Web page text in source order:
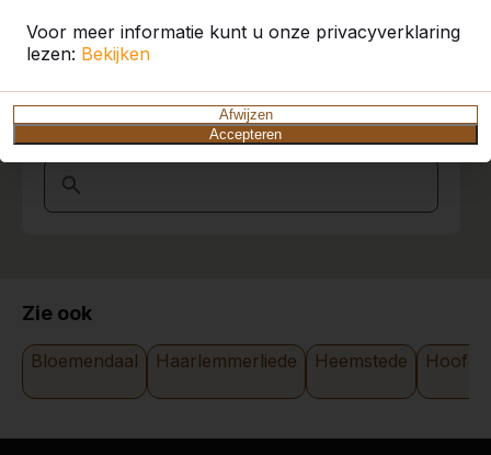
Voor meer informatie kunt u onze privacyverklaring
lezen: Bekijken
Afwijzen
Accepteren
Categorie
Alles weergeven
Zoek op plaats of postcode
Zie ook
Bloemendaal Haarlemmerliede Heemstede